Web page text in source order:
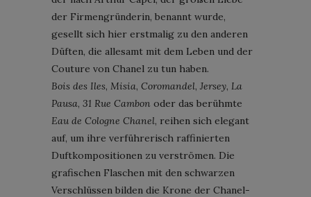
der Firmengründerin, benannt wurde,
gesellt sich hier erstmalig zu den anderen
Düften, die allesamt mit dem Leben und der
Couture von Chanel zu tun haben.
Bois des Iles, Misia, Coromandel, Jersey, La
Pausa, 31 Rue Cambon oder das berühmte
Eau de Cologne Chanel, reihen sich elegant
auf, um ihre verführerisch raffinierten
Duftkompositionen zu verströmen. Die
grafischen Flaschen mit den schwarzen
Verschlüssen bilden die Krone der Chanel-